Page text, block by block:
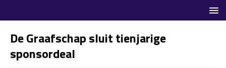
De Graafschap sluit tienjarige
sponsordeal